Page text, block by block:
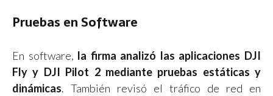
Pruebas en Software
En software, la firma analizó las aplicaciones DJI
Fly y DJI Pilot 2 mediante pruebas estáticas y
dinámicas. También revisó el tráfico de red en